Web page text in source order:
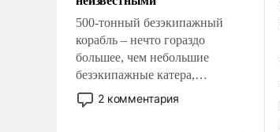
500-тонный безэкипажный
корабль – нечто гораздо
большее, чем небольшие
безэкипажные катера,
применение которых уже
стало обыденностью. Задача по
2 комментария